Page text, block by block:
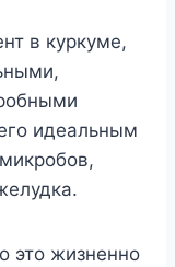
в куркуме,
идеальным
это жизненно